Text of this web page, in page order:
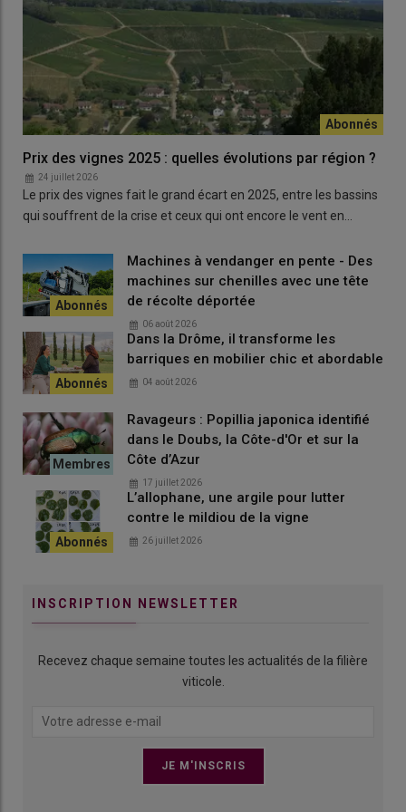
une moyenne de 7,8 litres par heure avec le Deutz-Fahr. Je n’ai
pas chiffré la différence avec le Case IH, mais la réduction est
flagrante.
»
De la place pour les jambes
Le tracteur Deutz-Fahr 5115 DS TTV dispose d'un plancher
plat. © L. Vimond
En termes d’ergonomie
, le tracteur de tête affiche de
nombreux arguments. Le
principales fonctions en ayant tout sous la main. Comme il est
manipulation des commandes lorsque le sol est cahoteux. Sur
gère à lui seul une bonne partie des
séquençage de bout de rang
(gestion des distributeurs hydrauliques, du relevage, de la prise
Prix des vignes 2025 : quelles évolutions par région ?
24 juillet 2026
Le prix des vignes fait le grand écart en 2025, entre les bassins
qui souffrent de la crise et ceux qui ont encore le vent en…
Machines à vendanger en pente - Des
machines sur chenilles avec une tête
de récolte déportée
06 août 2026
Dans la Drôme, il transforme les
barriques en mobilier chic et abordable
04 août 2026
Ravageurs : Popillia japonica identifié
dans le Doubs, la Côte-d'Or et sur la
Côte d’Azur
17 juillet 2026
L’allophane, une argile pour lutter
contre le mildiou de la vigne
26 juillet 2026
INSCRIPTION NEWSLETTER
Recevez chaque semaine toutes les actualités de la filière
viticole.